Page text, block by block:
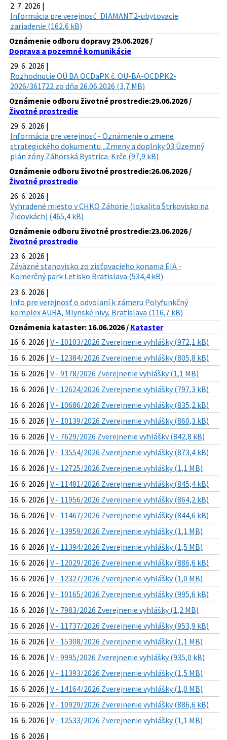
2. 7. 2026 |
Informácia pre verejnosť_DIAMANT2-ubytovacie
zariadenie (162,6 kB)
Oznámenie odboru dopravy 29.06.2026 /
Doprava a pozemné komunikácie
29. 6. 2026 |
Rozhodnutie OÚ BA OCDaPK č. OU-BA-OCDPK2-
2026/361722 zo dňa 26.06.2026 (3,7 MB)
Oznámenie odboru životné prostredie:29.06.2026 /
Životné prostredie
29. 6. 2026 |
Informácia pre verejnosť - Oznámenie o zmene
strategického dokumentu „Zmeny a doplnky 03 Územný
plán zóny Záhorská Bystrica-Krče (97,9 kB)
Oznámenie odboru životné prostredie:26.06.2026 /
Životné prostredie
26. 6. 2026 |
Vyhradené miesto v CHKO Záhorie (lokalita Štrkovisko na
Židovkách) (465,4 kB)
Oznámenie odboru životné prostredie:23.06.2026 /
Životné prostredie
23. 6. 2026 |
Záväzné stanovisko zo zisťovacieho konania EIA -
Komerčný park Letisko Bratislava (534,4 kB)
23. 6. 2026 |
Info pre verejnosť o odvolaní k zámeru Polyfunkčný
komplex AURA, Mlynské nivy, Bratislava (116,7 kB)
Oznámenia kataster: 16.06.2026 / Kataster
16. 6. 2026 | V - 10103/2026 Zverejnenie vyhlášky (972,1 kB)
16. 6. 2026 | V - 12384/2026 Zverejnenie vyhlášky (805,8 kB)
16. 6. 2026 | V - 9178/2026 Zverejnenie vyhlášky (1,1 MB)
16. 6. 2026 | V - 12624/2026 Zverejnenie vyhlášky (797,3 kB)
16. 6. 2026 | V - 10686/2026 Zverejnenie vyhlášky (835,2 kB)
16. 6. 2026 | V - 10139/2026 Zverejnenie vyhlášky (860,3 kB)
16. 6. 2026 | V - 7629/2026 Zverejnenie vyhlášky (842,8 kB)
16. 6. 2026 | V - 13554/2026 Zverejnenie vyhlášky (873,4 kB)
16. 6. 2026 | V - 12725/2026 Zverejnenie vyhlášky (1,1 MB)
16. 6. 2026 | V - 11481/2026 Zverejnenie vyhlášky (845,4 kB)
16. 6. 2026 | V - 11956/2026 Zverejnenie vyhlášky (864,2 kB)
16. 6. 2026 | V - 11467/2026 Zverejnenie vyhlášky (844,6 kB)
16. 6. 2026 | V - 13959/2026 Zverejnenie vyhlášky (1,1 MB)
16. 6. 2026 | V - 11394/2026 Zverejnenie vyhlášky (1,5 MB)
16. 6. 2026 | V - 12029/2026 Zverejnenie vyhlášky (886,6 kB)
16. 6. 2026 | V - 12327/2026 Zverejnenie vyhlášky (1,0 MB)
16. 6. 2026 | V - 10165/2026 Zverejnenie vyhlášky (995,6 kB)
16. 6. 2026 | V - 7983/2026 Zverejnenie vyhlášky (1,2 MB)
16. 6. 2026 | V - 11737/2026 Zverejnenie vyhlášky (953,9 kB)
16. 6. 2026 | V - 15308/2026 Zverejnenie vyhlášky (1,1 MB)
16. 6. 2026 | V - 9995/2026 Zverejnenie vyhlášky (935,0 kB)
16. 6. 2026 | V - 11393/2026 Zverejnenie vyhlášky (1,5 MB)
16. 6. 2026 | V - 14164/2026 Zverejnenie vyhlášky (1,0 MB)
16. 6. 2026 | V - 10929/2026 Zverejnenie vyhlášky (886,6 kB)
16. 6. 2026 | V - 12533/2026 Zverejnenie vyhlášky (1,1 MB)
16. 6. 2026 |